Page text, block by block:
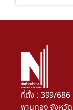
ที่ตั้ง : 399/686
พานทอง จังหวั